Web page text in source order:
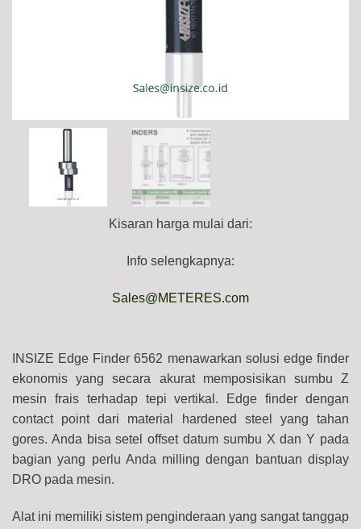
Kisaran harga mulai dari:
Info selengkapnya:
Sales@METERES.com
INSIZE Edge Finder 6562 menawarkan solusi edge finder
ekonomis yang secara akurat memposisikan sumbu Z
mesin frais terhadap tepi vertikal. Edge finder dengan
contact point dari material hardened steel yang tahan
gores. Anda bisa setel offset datum sumbu X dan Y pada
bagian yang perlu Anda milling dengan bantuan display
DRO pada mesin.
Alat ini memiliki sistem penginderaan yang sangat tanggap